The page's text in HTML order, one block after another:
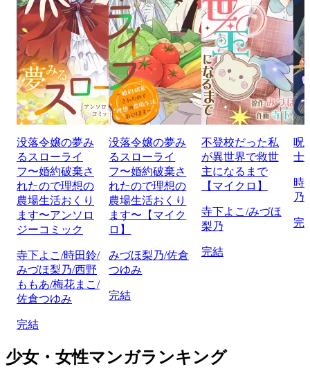
没落令嬢の夢み
るスローライ
フ〜婚約破棄さ
れたので理想の
農場生活おくり
ます〜アンソロ
ジーコミック
寺下よこ/時田鈴/
みづほ梨乃/西野
ももあ/梅花まこ/
佐倉つゆみ
完結
没落令嬢の夢み
るスローライ
フ〜婚約破棄さ
れたので理想の
農場生活おくり
ます〜【マイク
ロ】
みづほ梨乃/佐倉
つゆみ
完結
不登校だった私
が異世界で救世
主になるまで
【マイクロ】
寺下よこ/みづほ
梨乃
完結
呪
士
時
乃
完
少女・女性マンガランキング